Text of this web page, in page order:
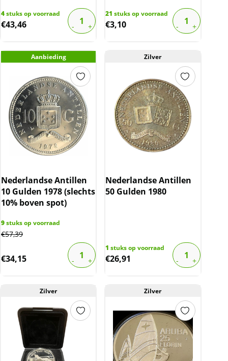
4stuks op voorraad
€43,46
21 stuks op voorraad
€3,10
Aanbieding
Nederlandse Antillen
10 Gulden 1978 (slechts
10% boven spot)
9stuks op voorraad
€57,39
€34,15
Zilver
Nederlandse Antillen
50 Gulden 1980
1 stuks op voorraad
€26,91
Zilver Zilver